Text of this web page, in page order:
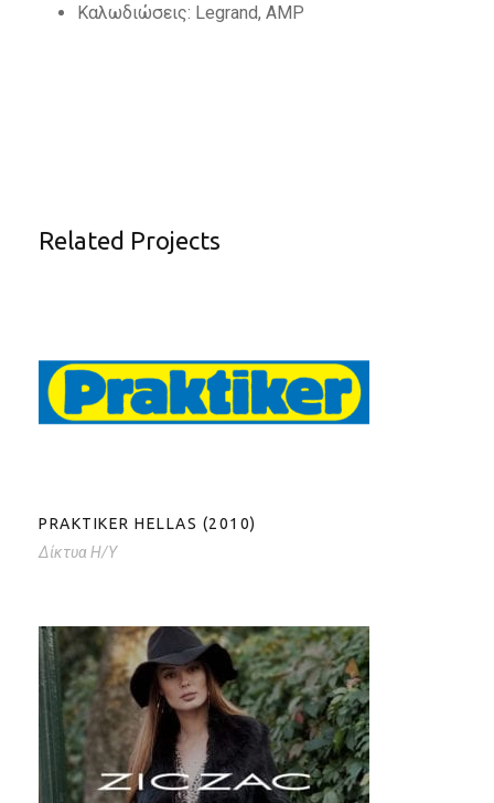
Καλωδιώσεις: Legrand, AMP
Related Projects
PRAKTIKER HELLAS (2010)
PRAKTIKER HELLAS (2010)
Δίκτυα Η/Υ